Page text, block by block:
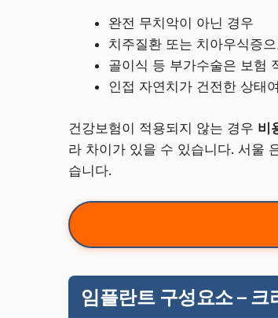
완전 무치악이 아닌 경우
치주질환 또는 치아우식증
골이식 등 부가수술은 보험
인접 자연치가 건전한 상태
건강보험이 적용되지 않는 경우 비
라 차이가 있을 수 있습니다. 서울
습니다.
임플란트 구성요소 – 크